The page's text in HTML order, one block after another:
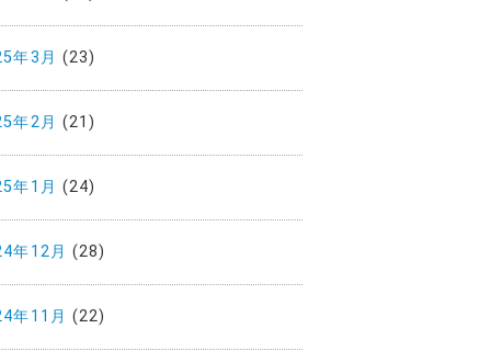
年3月 (23)
年2月 (21)
年1月 (24)
年12月 (28)
年11月 (22)